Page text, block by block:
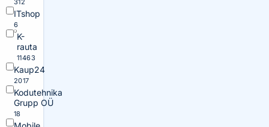
312
ITshop
6
K-
rauta
11463
Kaup24
2017
Kodutehnika
Grupp OÜ
18